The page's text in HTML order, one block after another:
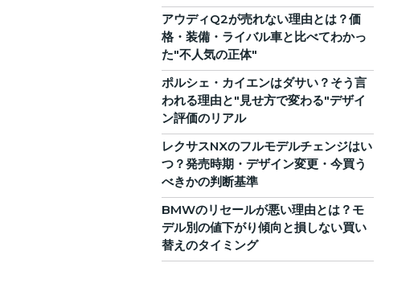
アウディQ2が売れない理由とは？価
格・装備・ライバル車と比べてわかっ
た"不人気の正体"
ポルシェ・カイエンはダサい？そう言
われる理由と"見せ方で変わる"デザイ
ン評価のリアル
レクサスNXのフルモデルチェンジはい
つ？発売時期・デザイン変更・今買う
べきかの判断基準
BMWのリセールが悪い理由とは？モ
デル別の値下がり傾向と損しない買い
替えのタイミング